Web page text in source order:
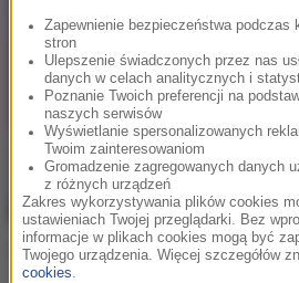
Chermée / Albert RCB
Situationship
Zapewnienie bezpieczeństwa podczas
stron
Ulepszenie świadczonych przez nas
danych w celach analitycznych i
Poznanie Twoich preferencji na
naszych serwisów
Wyświetlanie spersonalizowanych
Twoim zainteresowaniom
Gromadzenie zagregowanych danych
z różnych urządzeń
Zakres wykorzystywania plików cookies
ustawieniach Twojej przeglądarki. Bez
informacje w plikach cookies mogą być
Twojego urządzenia. Więcej szczegółów
cookies.